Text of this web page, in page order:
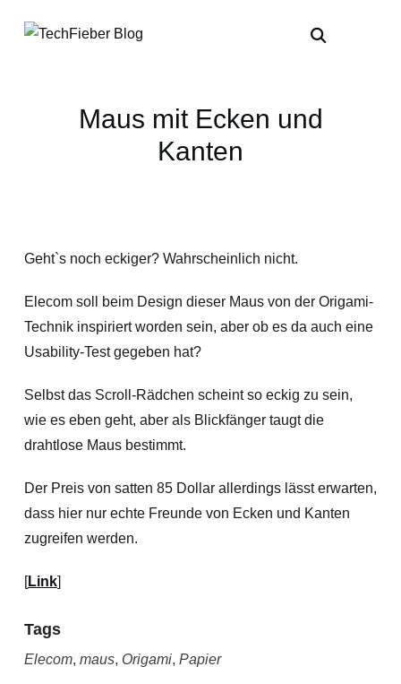
Maus mit Ecken und
Kanten
Geht`s noch eckiger? Wahrscheinlich nicht.
Elecom soll beim Design dieser Maus von der Origami-
Technik inspiriert worden sein, aber ob es da auch eine
Usability-Test gegeben hat?
Selbst das Scroll-Rädchen scheint so eckig zu sein,
wie es eben geht, aber als Blickfänger taugt die
drahtlose Maus bestimmt.
Der Preis von satten 85 Dollar allerdings lässt erwarten,
dass hier nur echte Freunde von Ecken und Kanten
zugreifen werden.
[Link]
Tags
Elecom, maus, Origami, Papier